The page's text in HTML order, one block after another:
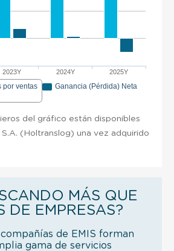
2023Y 2024Y 2025Y
por ventas
Ganancia (Pérdida) Neta
del gráfico están disponibles
(Holtranslog) una vez adquirido
MÁS QUE
DE EMPRESAS?
de EMIS forman
gama de servicios